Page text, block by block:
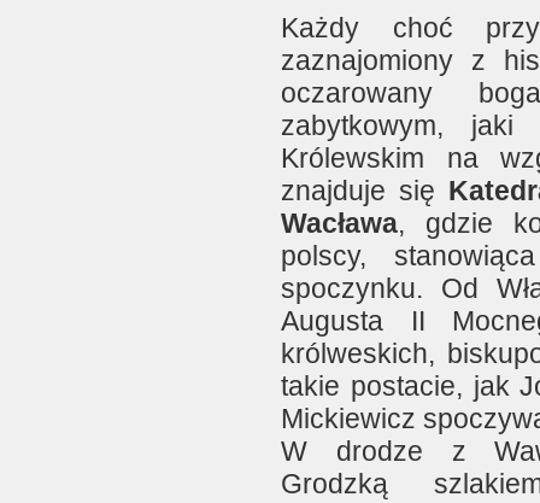
Każdy choć
zaznajomiony z
oczarowany
zabytkowym,
Królewskim na
znajduje się
Wacława, gdzie
polscy,
spoczynku. Od
Augusta II
królweskich,
takie postacie, jak
Mickiewicz
W drodze z
Grodzką